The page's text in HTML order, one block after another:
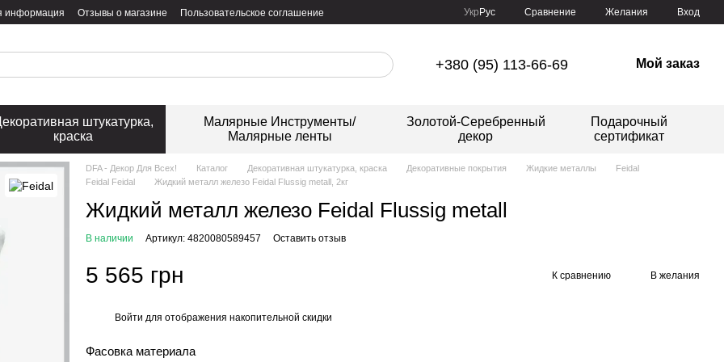
информация Отзывы о магазине Пользовательское соглашение Укр Рус Сравнение Желания Вход
+380 (95) 113-66-69 Мой заказ
штукатурка,
краска
Малярные Инструменты/
Малярные ленты
Золотой-Серебренный
декор
Подарочный
сертификат
DFA - Декор Для Всех! Каталог Декоративная штукатурка, краска Декоративные покрытия Жидкие металлы
Feidal
Feidal Feidal
Жидкий металл железо Feidal Flussig metall, 2кг
Жидкий металл железо Feidal Flussig metall
В наличии Артикул: 4820080589457 Оставить отзыв
5 565 грн К сравнению В желания
Войти для отображения накопительной скидки
Фасовка материала